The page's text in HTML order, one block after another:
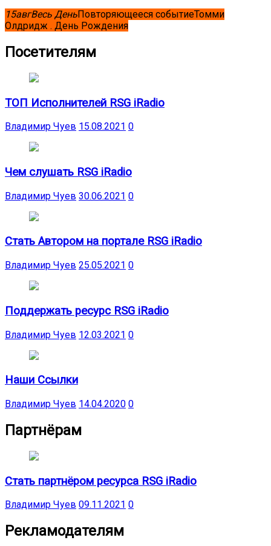
15авгВесь ДеньПовторяющееся событиеТомми
Олдридж . День Рождения
Посетителям
ТОП Исполнителей RSG iRadio
Владимир Чуев 15.08.2021 0
Чем слушать RSG iRadio
Владимир Чуев 30.06.2021 0
Стать Автором на портале RSG iRadio
Владимир Чуев 25.05.2021 0
Поддержать ресурс RSG iRadio
Владимир Чуев 12.03.2021 0
Наши Ссылки
Владимир Чуев 14.04.2020 0
Партнёрам
Стать партнёром ресурса RSG iRadio
Владимир Чуев 09.11.2021 0
Рекламодателям